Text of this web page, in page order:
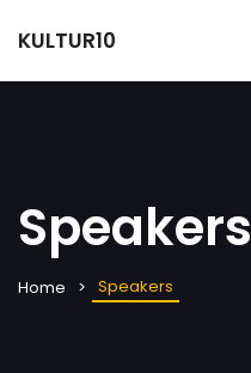
KULTUR10
Speakers
Home Speakers